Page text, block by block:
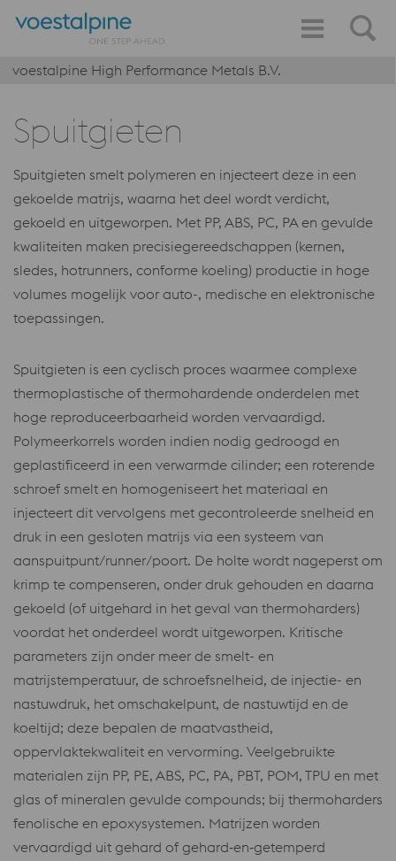
voestalpine High Performance Metals B.V.
Spuitgieten
Spuitgieten smelt polymeren en injecteert deze in een
gekoelde matrijs, waarna het deel wordt verdicht,
gekoeld en uitgeworpen. Met PP, ABS, PC, PA en gevulde
kwaliteiten maken precisiegereedschappen (kernen,
sledes, hotrunners, conforme koeling) productie in hoge
volumes mogelijk voor auto-, medische en elektronische
toepassingen.
Spuitgieten is een cyclisch proces waarmee complexe
thermoplastische of thermohardende onderdelen met
hoge reproduceerbaarheid worden vervaardigd.
Polymeerkorrels worden indien nodig gedroogd en
geplastificeerd in een verwarmde cilinder; een roterende
schroef smelt en homogeniseert het materiaal en
injecteert dit vervolgens met gecontroleerde snelheid en
druk in een gesloten matrijs via een systeem van
aanspuitpunt/runner/poort. De holte wordt nageperst om
krimp te compenseren, onder druk gehouden en daarna
gekoeld (of uitgehard in het geval van thermoharders)
voordat het onderdeel wordt uitgeworpen. Kritische
parameters zijn onder meer de smelt- en
matrijstemperatuur, de schroefsnelheid, de injectie- en
nastuwdruk, het omschakelpunt, de nastuwtijd en de
koeltijd; deze bepalen de maatvastheid,
oppervlaktekwaliteit en vervorming. Veelgebruikte
materialen zijn PP, PE, ABS, PC, PA, PBT, POM, TPU en met
glas of mineralen gevulde compounds; bij thermoharders
fenolische en epoxysystemen. Matrijzen worden
vervaardigd uit gehard of gehard‑en‑getemperd